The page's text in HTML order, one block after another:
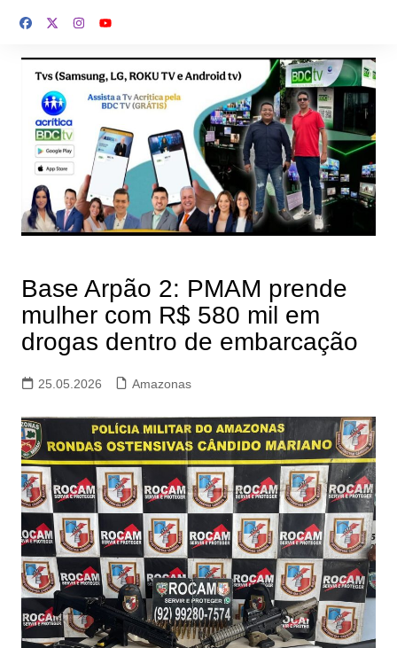
para
conteúdo
Base Arpão 2: PMAM prende
mulher com R$ 580 mil em
drogas dentro de embarcação
25.05.2026 Amazonas